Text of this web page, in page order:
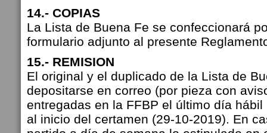
14.- COPIAS
La Lista de Buena Fe se confeccionará
formulario adjunto al presente
15.- REMISION
El original y el duplicado de la Lista de
depositarse en correo (por pieza con
entregadas en la FFBP el último día
al inicio del certamen (29-10-2019). En